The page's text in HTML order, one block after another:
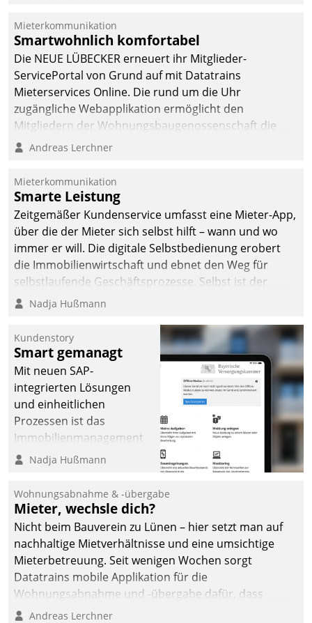
Mieterkommunikation
Smartwohnlich komfortabel
Die NEUE LÜBECKER erneuert ihr Mitglieder-
ServicePortal von Grund auf mit Datatrains
Mieterservices Online. Die rund um die Uhr
zugängliche Webapplikation ermöglicht den
Mitgliedern der Wohnungs­bau­genossenschaft die
Kontaktaufnahme per Smartphone, Tablet oder PC.
Andreas Lerchner
Mieterkommunikation
Smarte Leistung
Zeitgemäßer Kundenservice umfasst eine Mieter-App,
über die der Mieter sich selbst hilft – wann und wo
immer er will. Die digitale Selbstbedienung erobert
die Immobilienwirtschaft und ebnet den Weg für
selbstlaufende Geschäftsprozesse. Selbst ist der
Kunde und smart der Serviceanbieter.
Nadja Hußmann
Kundenstory
Smart gemanagt
Mit neuen SAP-
integrierten Lösungen
und einheitlichen
Prozessen ist das
Immobilienmanagement
der Bayerischen
Ressort Kapitalanlage für
künftige Aufgaben und
Herausforderungen
gerüstet.
Nadja Hußmann
Wohnungsabnahme & -übergabe
Mieter, wechsle dich?
Nicht beim Bauverein zu Lünen – hier setzt man auf
nachhaltige Mietverhältnisse und eine umsichtige
Mieterbetreuung. Seit wenigen Wochen sorgt
Datatrains mobile Applikation für die
Wohnungsabnahme und -übergabe dafür, dass
Mieter wohlgeordnet kommen und, so es sein muss,
Andreas Lerchner